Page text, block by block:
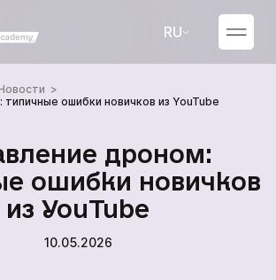
RU
UA
ошибки новичков из YouTube
дроном:
ошибки новичков
из YouTube
10.05.2026